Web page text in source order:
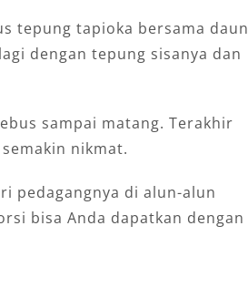
tepung tapioka bersama daun
dengan tepung sisanya dan
sampai matang. Terakhir
nikmat.
pedagangnya di alun-alun
bisa Anda dapatkan dengan